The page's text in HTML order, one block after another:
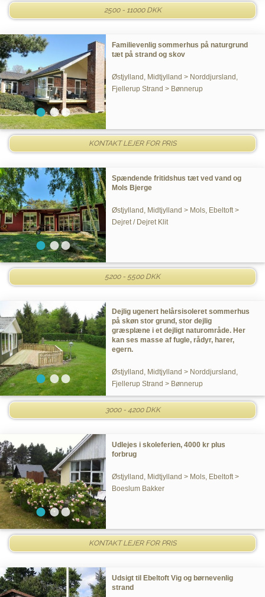
2500 - 11000 DKK
Familievenlig sommerhus på naturgrund
tæt på strand og skov
Østjylland, Midtjylland > Norddjursland,
Fjellerup Strand > Bønnerup
KONTAKT LEJER FOR PRIS
Spændende fritidshus tæt ved vand og
Mols Bjerge
Østjylland, Midtjylland > Mols, Ebeltoft >
Dejret / Dejret Klit
5200 - 5500 DKK
Dejlig ugenert helårsisoleret sommerhus
på skøn stor grund, stor dejlig
græsplæne i et dejligt naturområde. Her
kan ses masse af fugle, rådyr, harer,
egern.
Østjylland, Midtjylland > Norddjursland,
Fjellerup Strand > Bønnerup
3000 - 4200 DKK
Udlejes i skoleferien, 4000 kr plus
forbrug
Østjylland, Midtjylland > Mols, Ebeltoft >
Boeslum Bakker
KONTAKT LEJER FOR PRIS
Udsigt til Ebeltoft Vig og børnevenlig
strand